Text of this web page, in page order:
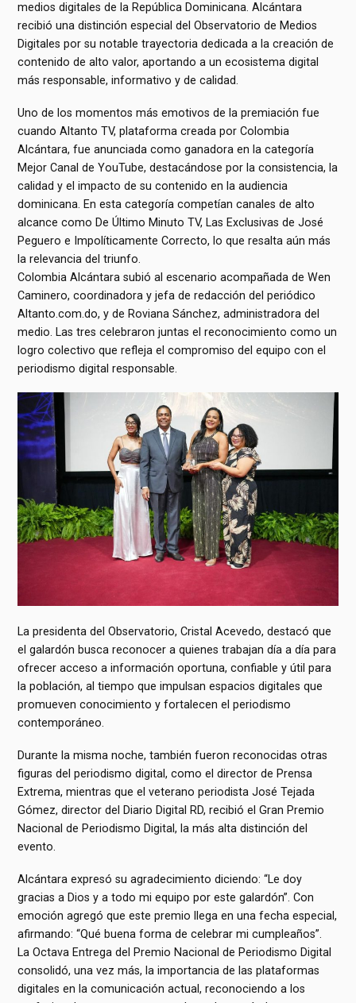
medios digitales de la República Dominicana. Alcántara
recibió una distinción especial del Observatorio de Medios
Digitales por su notable trayectoria dedicada a la creación de
contenido de alto valor, aportando a un ecosistema digital
más responsable, informativo y de calidad.
Uno de los momentos más emotivos de la premiación fue
cuando Altanto TV, plataforma creada por Colombia
Alcántara, fue anunciada como ganadora en la categoría
Mejor Canal de YouTube, destacándose por la consistencia, la
calidad y el impacto de su contenido en la audiencia
dominicana. En esta categoría competían canales de alto
alcance como De Último Minuto TV, Las Exclusivas de José
Peguero e Impolíticamente Correcto, lo que resalta aún más
la relevancia del triunfo.
Colombia Alcántara subió al escenario acompañada de Wen
Caminero, coordinadora y jefa de redacción del periódico
Altanto.com.do, y de Roviana Sánchez, administradora del
medio. Las tres celebraron juntas el reconocimiento como un
logro colectivo que refleja el compromiso del equipo con el
periodismo digital responsable.
La presidenta del Observatorio, Cristal Acevedo, destacó que
el galardón busca reconocer a quienes trabajan día a día para
ofrecer acceso a información oportuna, confiable y útil para
la población, al tiempo que impulsan espacios digitales que
promueven conocimiento y fortalecen el periodismo
contemporáneo.
Durante la misma noche, también fueron reconocidas otras
figuras del periodismo digital, como el director de Prensa
Extrema, mientras que el veterano periodista José Tejada
Gómez, director del Diario Digital RD, recibió el Gran Premio
Nacional de Periodismo Digital, la más alta distinción del
evento.
Alcántara expresó su agradecimiento diciendo: “Le doy
gracias a Dios y a todo mi equipo por este galardón”. Con
emoción agregó que este premio llega en una fecha especial,
afirmando: “Qué buena forma de celebrar mi cumpleaños”.
La Octava Entrega del Premio Nacional de Periodismo Digital
consolidó, una vez más, la importancia de las plataformas
digitales en la comunicación actual, reconociendo a los